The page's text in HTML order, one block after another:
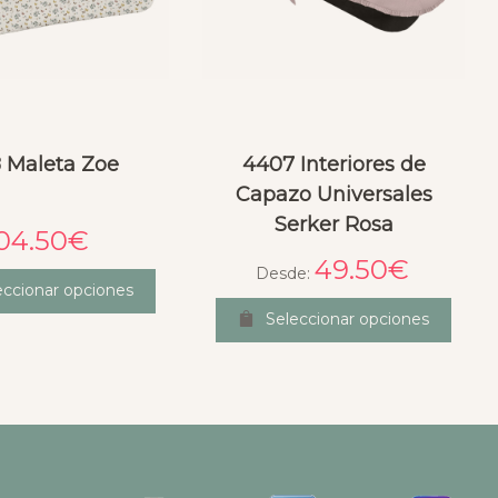
Maleta Zoe
€
opciones
4407 Interiores de
Capazo Universales
Serker Rosa
Desde: 49.50€
Seleccionar opciones